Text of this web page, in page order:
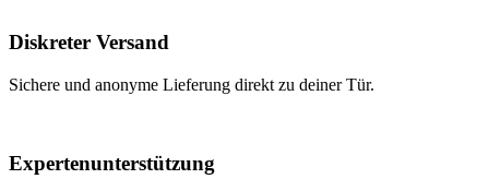
Diskreter Versand
Sichere und anonyme Lieferung direkt zu deiner Tür.
Expertenunterstützung